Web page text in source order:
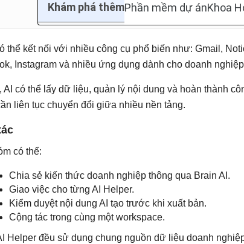
Khám phá thêmPhần mềm dự ánKhoa
thể kết nối với nhiều công cụ phổ biến như: Gmail,
Instagram và nhiều ứng dụng dành cho doanh
AI có thể lấy dữ liệu, quản lý nội dung và hoàn thành
liên tục chuyển đổi giữa nhiều nền tảng.
có thể:
Chia sẻ kiến thức doanh nghiệp thông qua Brain AI.
Giao việc cho từng AI Helper.
Kiểm duyệt nội dung AI tạo trước khi xuất bản.
Cộng tác trong cùng một workspace.
Helper đều sử dụng chung nguồn dữ liệu doanh